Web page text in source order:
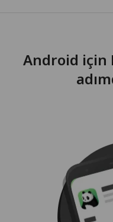
Android için